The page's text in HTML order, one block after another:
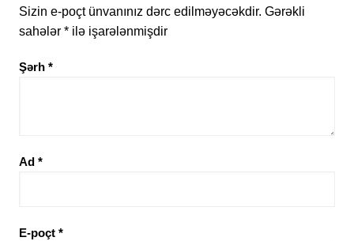
Sizin e-poçt ünvanınız dərc edilməyəcəkdir. Gərəkli
sahələr *ilə işarələnmişdir
Şərh *
Ad *
E-poçt *